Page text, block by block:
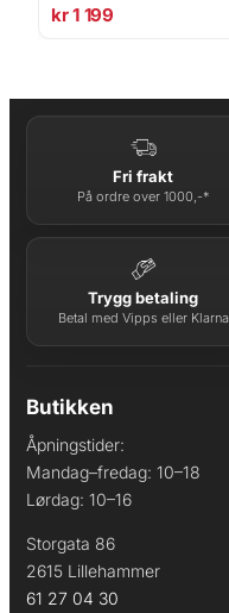
kr1 199
Fri frakt
På ordre over 1000,-*
Trygg betaling
Betal med Vipps eller Klarna
Butikken
Åpningstider:
Mandag–fredag: 10–18
Lørdag: 10–16
Storgata 86
2615 Lillehammer
61 27 04 30